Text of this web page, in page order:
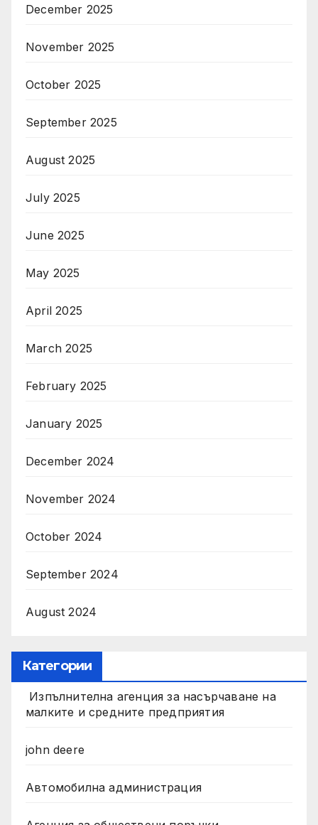
December 2025
November 2025
October 2025
September 2025
August 2025
July 2025
June 2025
May 2025
April 2025
March 2025
February 2025
January 2025
December 2024
November 2024
October 2024
September 2024
August 2024
Категории
Изпълнителна агенция за насърчаване на
малките и средните предприятия
john deere
Автомобилна администрация